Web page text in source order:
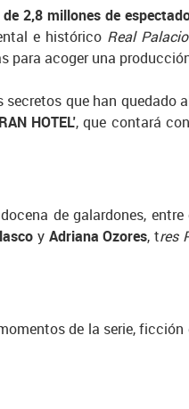
2,8 millones de
e histórico Real
para acoger una
que han quedado
HOTEL', que contará
de galardones,
y Adriana Ozores, tres
de la serie,